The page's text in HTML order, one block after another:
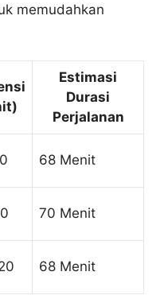
memudahkan
Estimasi
Durasi
Perjalanan
68 Menit
70 Menit
68 Menit